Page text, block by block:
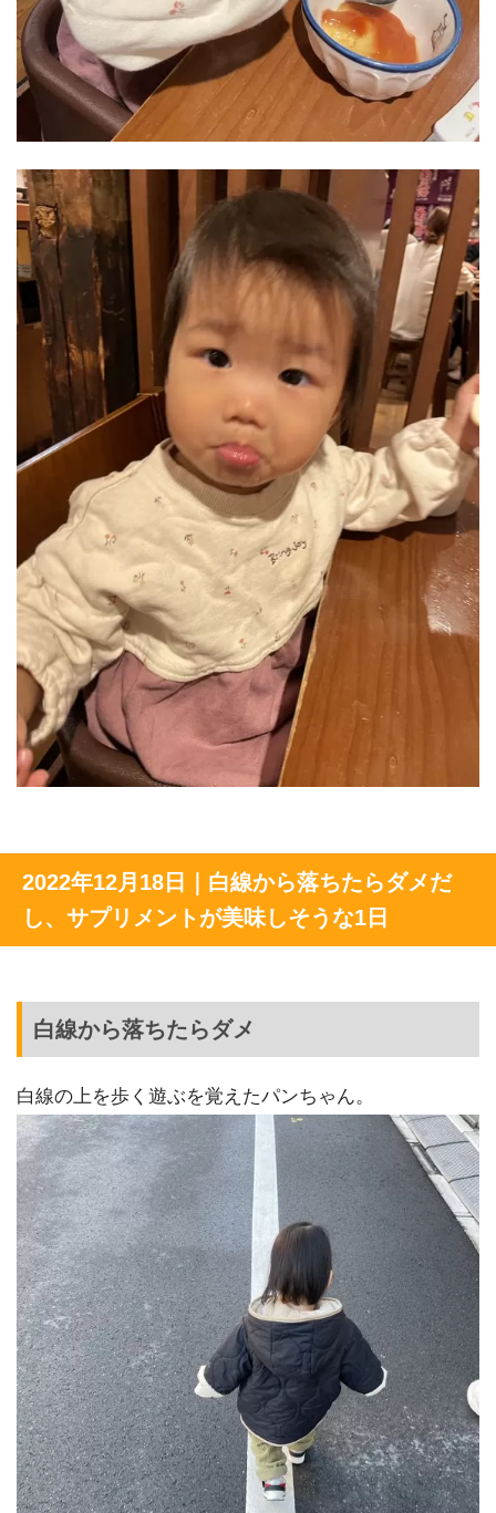
2022年12月18日｜白線から落ちたらダメだ
し、サプリメントが美味しそうな1日
白線から落ちたらダメ
白線の上を歩く遊ぶを覚えたパンちゃん。